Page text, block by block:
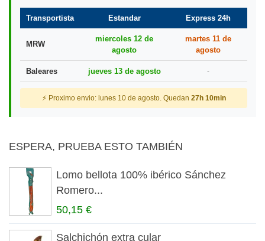
Transportista Estandar Express 24h
MRW
miercoles 12 de
agosto
martes 11 de
agosto
Baleares jueves 13 de agosto -
⚡ Proximo envio: lunes 10 de agosto. Quedan 27h 10min
ESPERA, PRUEBA ESTO TAMBIÉN
Lomo bellota 100% ibérico Sánchez
Romero...
50,15 €
Salchichón extra cular